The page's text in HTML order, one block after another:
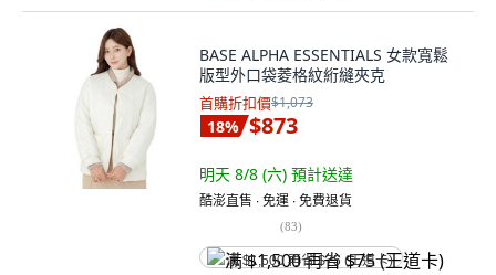
BASE ALPHA ESSENTIALS 女款寬鬆
版型外口袋菱格紋絎縫夾克
首購折扣價$1,073
18% $873
明天 8/8 (六) 預計送達
酷澎直售 ∙ 免運 ∙ 免費退貨
(83)
满 $1,500 再省 $75 (王道卡)